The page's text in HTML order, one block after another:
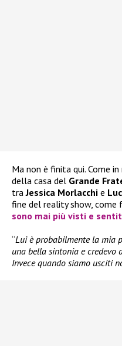
Ma non è finita qui. Come
della casa del Grande
traJessica Morlacchi e
fine del reality show, come
sono mai più visti e
“Lui è probabilmente la mia
una bella sintonia e credevo
Invece quando siamo usciti